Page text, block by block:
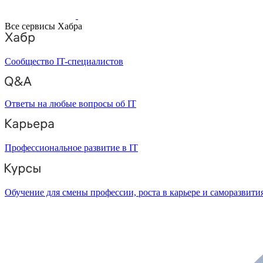
Все сервисы Хабра
Сообщество IT-специалистов
Ответы на любые вопросы об IT
Профессиональное развитие в IT
Обучение для смены профессии, роста в карьере и